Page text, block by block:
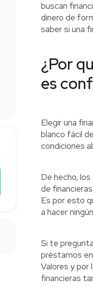
buscan
dinero de
saber si una
¿Por
es
Elegir una
blanco fácil
condiciones
De hecho,
de
Es por esto
a hacer
Si te
préstamos
Valores y por
financieras